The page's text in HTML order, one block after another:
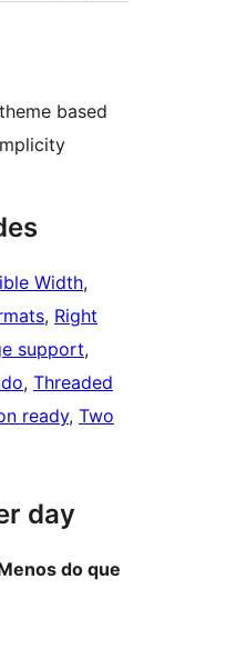
based
Width
, Right
support
, Threaded
ready, Two
day
do que